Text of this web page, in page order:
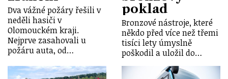
Dva vážné požáry řešili v
neděli hasiči v
Olomouckém kraji.
Nejprve zasahovali u
požáru auta, od…
poklad
Bronzové nástroje, které
někdo před více než třemi
tisíci lety úmyslně
poškodil a uložil do…